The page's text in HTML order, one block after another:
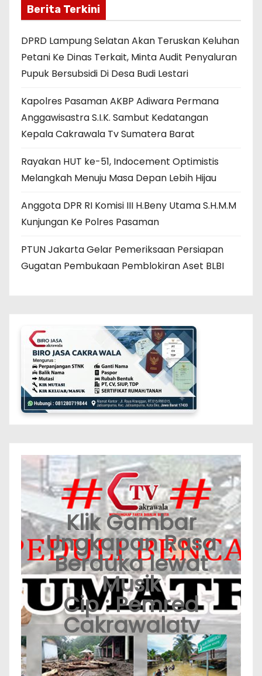
Berita Terkini
DPRD Lampung Selatan Akan Teruskan Keluhan
Petani Ke Dinas Terkait, Minta Audit Penyaluran
Pupuk Bersubsidi Di Desa Budi Lestari
Kapolres Pasaman AKBP Adiwara Permana
Anggawisastra S.I.K. Sambut Kedatangan
Kepala Cakrawala Tv Sumatera Barat
Rayakan HUT ke-51, Indocement Optimistis
Melangkah Menuju Masa Depan Lebih Hijau
Anggota DPR RI Komisi III H.Beny Utama S.H.M.M
Kunjungan Ke Polres Pasaman
PTUN Jakarta Gelar Pemeriksaan Persiapan
Gugatan Pembukaan Pemblokiran Aset BLBI
Klik Gambar
Ungkapan Rasa
Berduka lewat
Musik
Cip : Pemred
Cakrawalatv